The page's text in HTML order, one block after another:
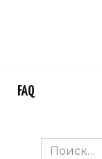
FAQ
Search